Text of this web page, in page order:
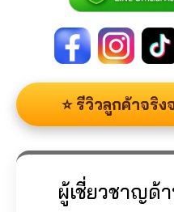
⭐ รีวิวลูกค้าจริ
ผู้เชี่ยวชาญด้